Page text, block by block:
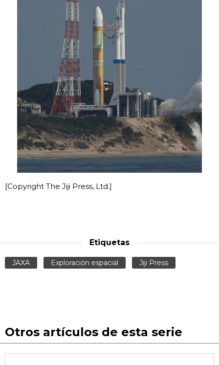
[Copyright The Jiji Press, Ltd.]
Etiquetas
JAXA Exploración espacial Jiji Press
Otros artículos de esta serie